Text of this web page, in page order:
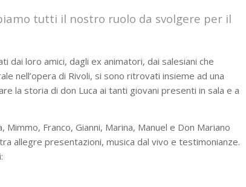
tutti il nostro ruolo da svolgere per il
dai loro amici, dagli ex animatori, dai salesiani che
nell’opera di Rivoli, si sono ritrovati insieme ad una
la storia di don Luca ai tanti giovani presenti in sala e a
Mimmo, Franco, Gianni, Marina, Manuel e Don Mariano
allegre presentazioni, musica dal vivo e testimonianze.